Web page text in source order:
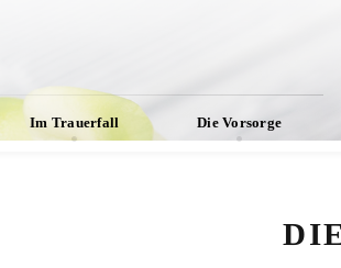
Im Trauerfall Die Vorsorge